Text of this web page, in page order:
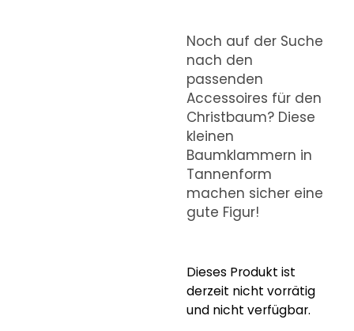
Noch auf der Suche
nach den
passenden
Accessoires für den
Christbaum? Diese
kleinen
Baumklammern in
Tannenform
machen sicher eine
gute Figur!
Dieses Produkt ist
derzeit nicht vorrätig
und nicht verfügbar.